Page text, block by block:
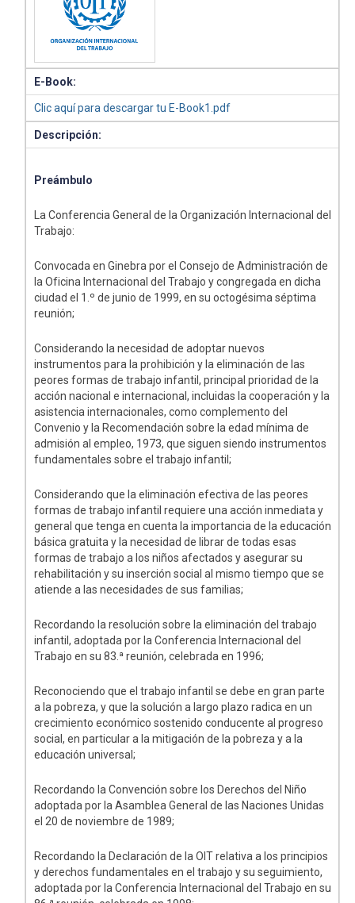
E-Book:
Clic aquí para descargar tu E-Book1.pdf
Descripción:
Preámbulo
La Conferencia General de la Organización Internacional del
Trabajo:
Convocada en Ginebra por el Consejo de Administración de
la Oficina Internacional del Trabajo y congregada en dicha
ciudad el 1.º de junio de 1999, en su octogésima séptima
reunión;
Considerando la necesidad de adoptar nuevos
instrumentos para la prohibición y la eliminación de las
peores formas de trabajo infantil, principal prioridad de la
acción nacional e internacional, incluidas la cooperación y la
asistencia internacionales, como complemento del
Convenio y la Recomendación sobre la edad mínima de
admisión al empleo, 1973, que siguen siendo instrumentos
fundamentales sobre el trabajo infantil;
Considerando que la eliminación efectiva de las peores
formas de trabajo infantil requiere una acción inmediata y
general que tenga en cuenta la importancia de la educación
básica gratuita y la necesidad de librar de todas esas
formas de trabajo a los niños afectados y asegurar su
rehabilitación y su inserción social al mismo tiempo que se
atiende a las necesidades de sus familias;
Recordando la resolución sobre la eliminación del trabajo
infantil, adoptada por la Conferencia Internacional del
Trabajo en su 83.ª reunión, celebrada en 1996;
Reconociendo que el trabajo infantil se debe en gran parte
a la pobreza, y que la solución a largo plazo radica en un
crecimiento económico sostenido conducente al progreso
social, en particular a la mitigación de la pobreza y a la
educación universal;
Recordando la Convención sobre los Derechos del Niño
adoptada por la Asamblea General de las Naciones Unidas
el 20 de noviembre de 1989;
Recordando la Declaración de la OIT relativa a los principios
y derechos fundamentales en el trabajo y su seguimiento,
adoptada por la Conferencia Internacional del Trabajo en su